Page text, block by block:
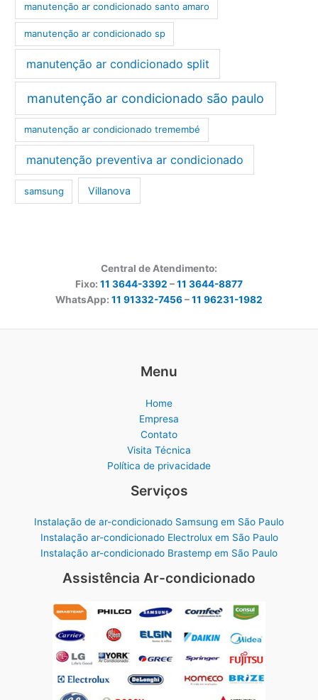
manutenção ar condicionado santo amaro
manutenção ar condicionado sp
manutenção ar condicionado split
manutenção ar condicionado são paulo
manutenção ar condicionado tremembé
manutenção preventiva ar condicionado
samsung Villanova
Central de Atendimento:
Fixo: 11 3644-3392 –11 3644-8877
WhatsApp: 11 91332-7456–11 96231-1982
Menu
Home
Empresa
Contato
Visita Técnica
Política de privacidade
Serviços
Instalação de ar-condicionado Samsung em São Paulo
Instalação ar-condicionado Electrolux em São Paulo
Instalação ar-condicionado Brastemp em São Paulo
Assistência Ar-condicionado